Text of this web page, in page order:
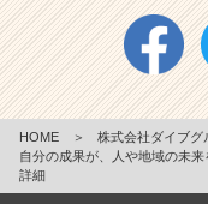
HOME ＞ 株式会社ダイブグ
自分の成果が、人や地域の未
詳細